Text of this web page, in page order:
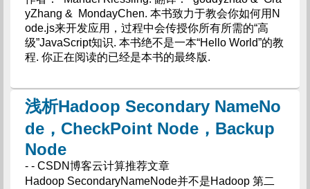
yZhang & MondayChen. 本书致力于教会你如何用N
ode.js来开发应用，过程中会传授你所有所需的“高
级”JavaScript知识. 本书绝不是一本“Hello World”的教
程. 你正在阅读的已经是本书的最终版.
浅析Hadoop Secondary NameNo
de，CheckPoint Node，Backup
Node
- - CSDN博客云计算推荐文章
Hadoop SecondaryNameNode并不是Hadoop 第二